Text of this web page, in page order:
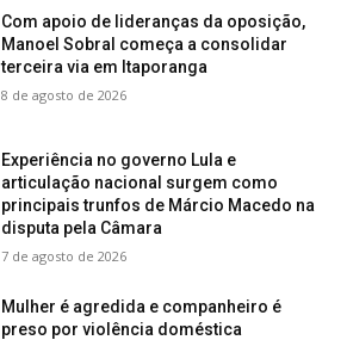
Com apoio de lideranças da oposição,
Manoel Sobral começa a consolidar
terceira via em Itaporanga
8 de agosto de 2026
Experiência no governo Lula e
articulação nacional surgem como
principais trunfos de Márcio Macedo na
disputa pela Câmara
7 de agosto de 2026
Mulher é agredida e companheiro é
preso por violência doméstica